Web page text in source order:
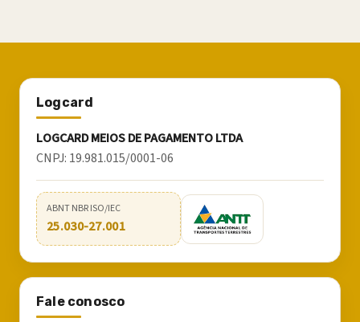
Logcard
LOGCARD MEIOS DE PAGAMENTO LTDA
CNPJ: 19.981.015/0001-06
ABNT NBR ISO/IEC
25.030-27.001
Fale conosco